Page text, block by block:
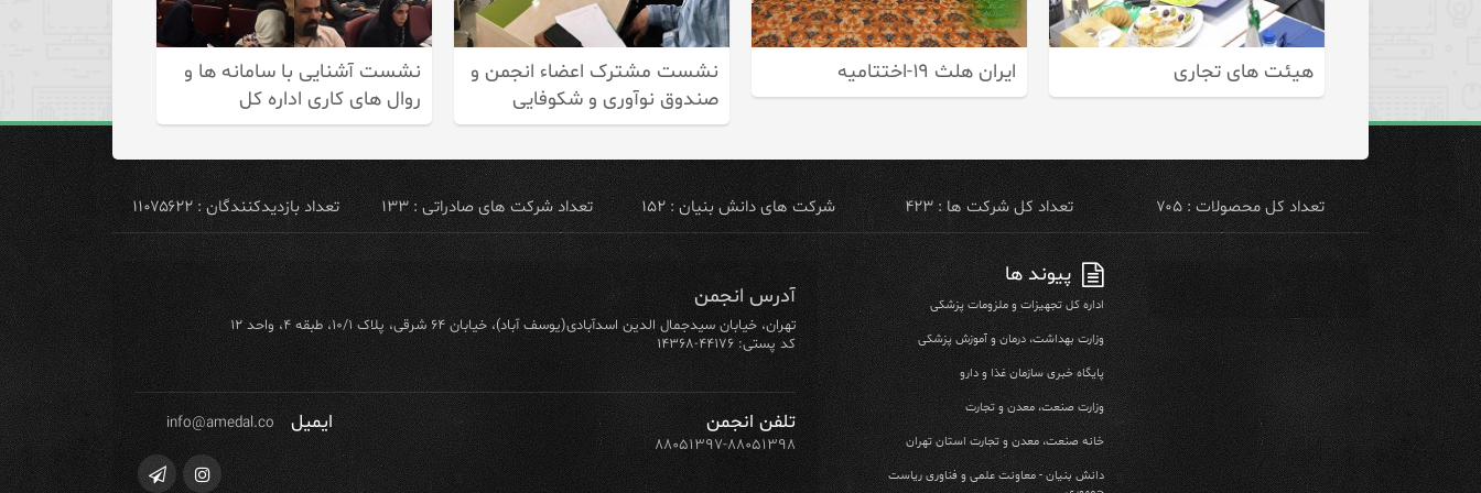
هیئت های تجاری ایران هلث ۱۹-اختتامیه
نشست مشترک اعضاء انجمن و
صندوق نوآوری و شکوفایی
نشست آشنایی با سامانه ها و
روال های كاری اداره كل
تعداد کل محصولات : ۷۰۵ تعداد کل شرکت ها : ۴۲۳ شرکت های دانش بنیان : ۱۵۲ تعداد شرکت های صادراتی : ۱۳۳ تعداد بازدیدکنندگان : ۱۱۰۷۵۶۲۲
پیوند ها
اداره کل تجهیزات و ملزومات پزشکی
وزارت بهداشت، درمان و آموزش پزشکی
پایگاه خبری سازمان غذا و دارو
وزارت صنعت، معدن و تجارت
خانه صنعت، معدن و تجارت استان تهران
دانش بنیان - معاونت علمی و فناوری ریاست
آدرس انجمن
تهران، خیابان سیدجمال الدین اسدآبادی(یوسف آباد)، خیابان ۶۴ شرقی، پلاک ۱۰/۱، طبقه ۴، واحد ۱۲
کد پستی: ۴۴۱۷۶-۱۴۳۶۸
تلفن انجمن
۸۸۰۵۱۳۹۷-۸۸۰۵۱۳۹۸
ایمیل info@amedal.co